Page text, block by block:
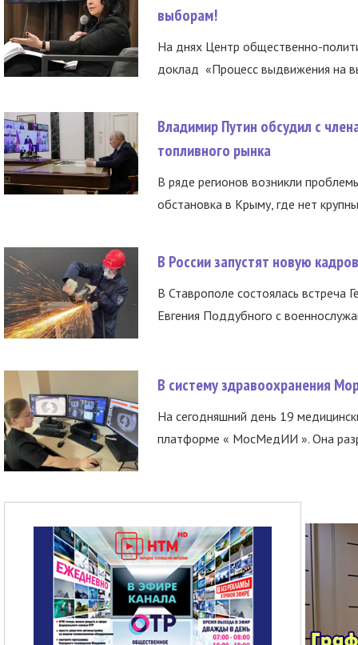
выборам!
На днях Центр общественно-
доклад «Процесс выдвижения на
Владимир Путин обсудил с
топливного рынка
В ряде регионов возникли
обстановка в Крыму, где нет
В России запустят новую
В Ставрополе состоялась встреча
Евгения Поддубного с
В систему здравоохранения
На сегодняшний день 19
платформе « МосМедИИ ». Она